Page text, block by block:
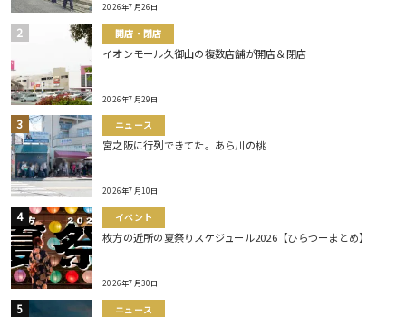
2026年7月26日
開店・閉店
イオンモール久御山の複数店舗が開店＆閉店
2026年7月29日
ニュース
宮之阪に行列できてた。あら川の桃
2026年7月10日
イベント
枚方の近所の夏祭りスケジュール2026【ひらつーまとめ】
2026年7月30日
ニュース